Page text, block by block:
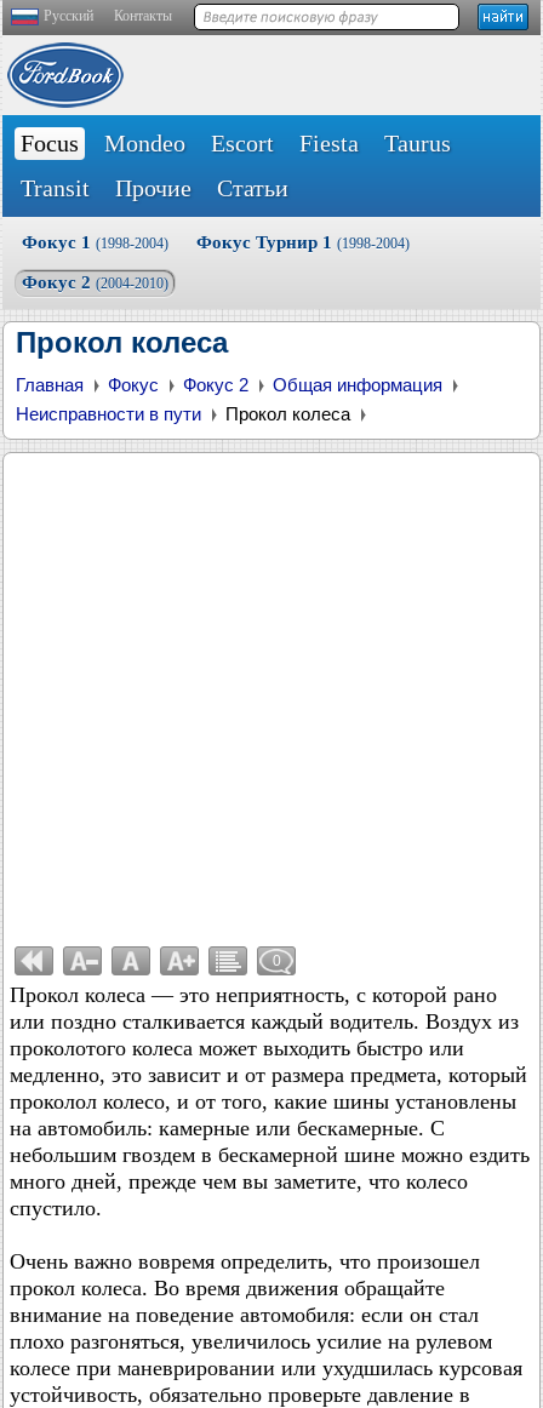
Русский Контакты
Focus Mondeo Escort Fiesta
Taurus
Transit
Прочие Статьи
Фокус 1 (1998-2004) Фокус Турнир 1 (1998-2004)
Фокус 2 (2004-2010)
Прокол колеса
Главная Фокус Фокус 2
Общая информация
Неисправности в пути
Прокол колеса
0
Прокол колеса — это неприятность, с которой рано
или поздно сталкивается каждый водитель. Воздух из
проколотого колеса может выходить быстро или
медленно, это зависит и от размера предмета, который
проколол колесо, и от того, какие шины установлены
на автомобиль: камерные или бескамерные. С
небольшим гвоздем в бескамерной шине можно ездить
много дней, прежде чем вы заметите, что колесо
спустило.
Очень важно вовремя определить, что произошел
прокол колеса. Во время движения обращайте
внимание на поведение автомобиля: если он стал
плохо разгоняться, увеличилось усилие на рулевом
колесе при маневрировании или ухудшилась курсовая
устойчивость, обязательно проверьте давление в